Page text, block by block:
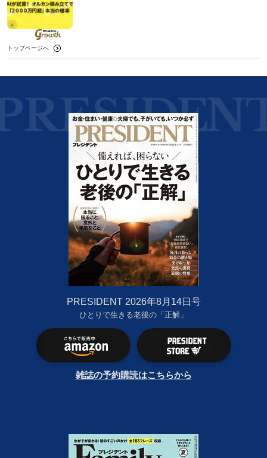
トップページへ
PRESIDENT 2026年8月14日号
ひとりで生きる老後の「正解」
雑誌の予約購読はこちらから